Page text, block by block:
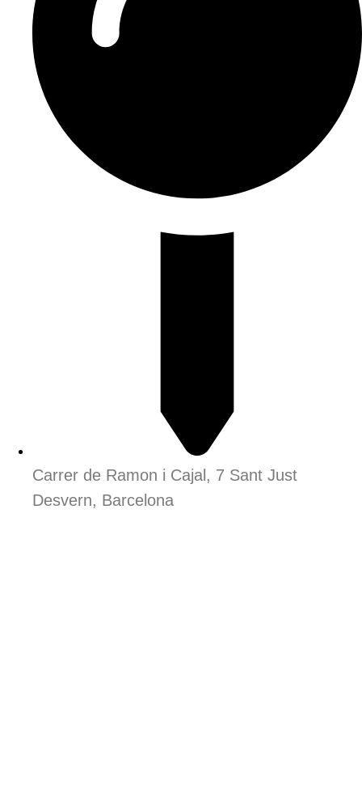
Carrer de Ramon i Cajal, 7 Sant Just
Desvern, Barcelona